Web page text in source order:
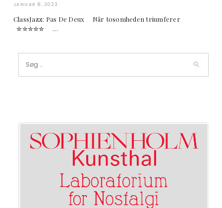
JANUAR 8, 2023
ClassJazz: Pas De Deux Når tosomheden triumferer
✮✮✮✮✮ …